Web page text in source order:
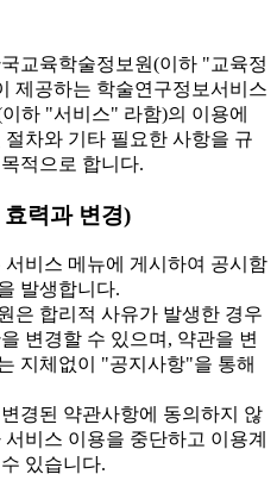
교육학술정보원(이하 "교육정
제공하는 학술연구정보서비스
하 "서비스" 라함)의 이용에
절차와 기타 필요한 사항을 규
적으로 합니다.
력과 변경)
비스 메뉴에 게시하여 공시함
발생합니다.
은 합리적 사유가 발생한 경우
변경할 수 있으며, 약관을 변
지체없이 "공지사항"을 통해
경된 약관사항에 동의하지 않
서비스 이용을 중단하고 이용계
있습니다.